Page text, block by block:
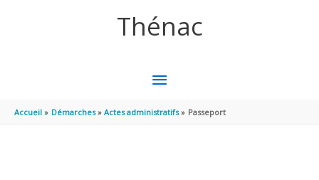
Thénac
MENU
PRINCIPAL
Accueil Démarches Actes administratifs Passeport